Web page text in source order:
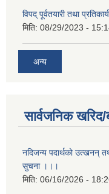
विपद् पूर्वतयारी तथा
मिति: 08/29/2023 -
अन्य
सार्वजनिक
नदिजन्य पदार्थको उत्खनन्
सुचना ।।।
मिति: 06/16/2026 -